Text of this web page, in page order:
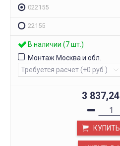
022155
22155
В наличии (7 шт.)
Монтаж Москва и обл.
3 837,24
КУПИТЬ